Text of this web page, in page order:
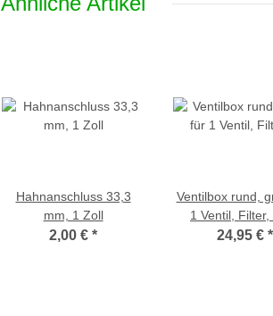
Hahnanschluss 33,3
mm, 1 Zoll
2,00 € *
Ventilbox rund,
1 Ventil,
Kugelhahn
24,95 € *